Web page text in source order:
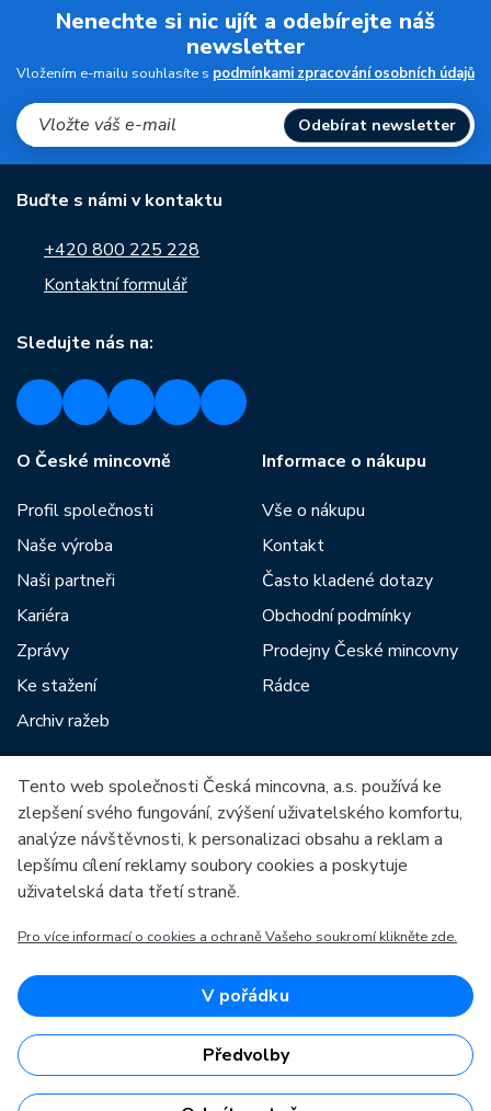
Nenechte si nic ujít a odebírejte náš
newsletter
Vložením e-mailu souhlasíte s podmínkami zpracování osobních údajů
Odebírat newsletter
Buďte s námi v kontaktu
+420 800 225 228
Kontaktní formulář
Sledujte nás na:
O České mincovně
Profil společnosti
Naše výroba
Naši partneři
Kariéra
Zprávy
Ke stažení
Archiv ražeb
Informace o nákupu
Vše o nákupu
Kontakt
Často kladené dotazy
Obchodní podmínky
Prodejny České mincovny
Rádce
Mezi naše partnery patří:
Evropská unie
OP Podnikání a inovace pro konkurenceschopnost
Evropský fond pro regionální rozvoj
Tento web společnosti Česká mincovna, a.s. používá ke
zlepšení svého fungování, zvýšení uživatelského komfortu,
analýze návštěvnosti, k personalizaci obsahu a reklam a
lepšímu cílení reklamy soubory cookies a poskytuje
uživatelská data třetí straně.
Pro více informací o cookies a ochraně Vašeho soukromí klikněte zde.
V pořádku
Předvolby